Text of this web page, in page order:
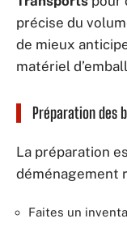
précise du
de mieux
matériel
Préparation des
La préparation
déménagement
Faites un